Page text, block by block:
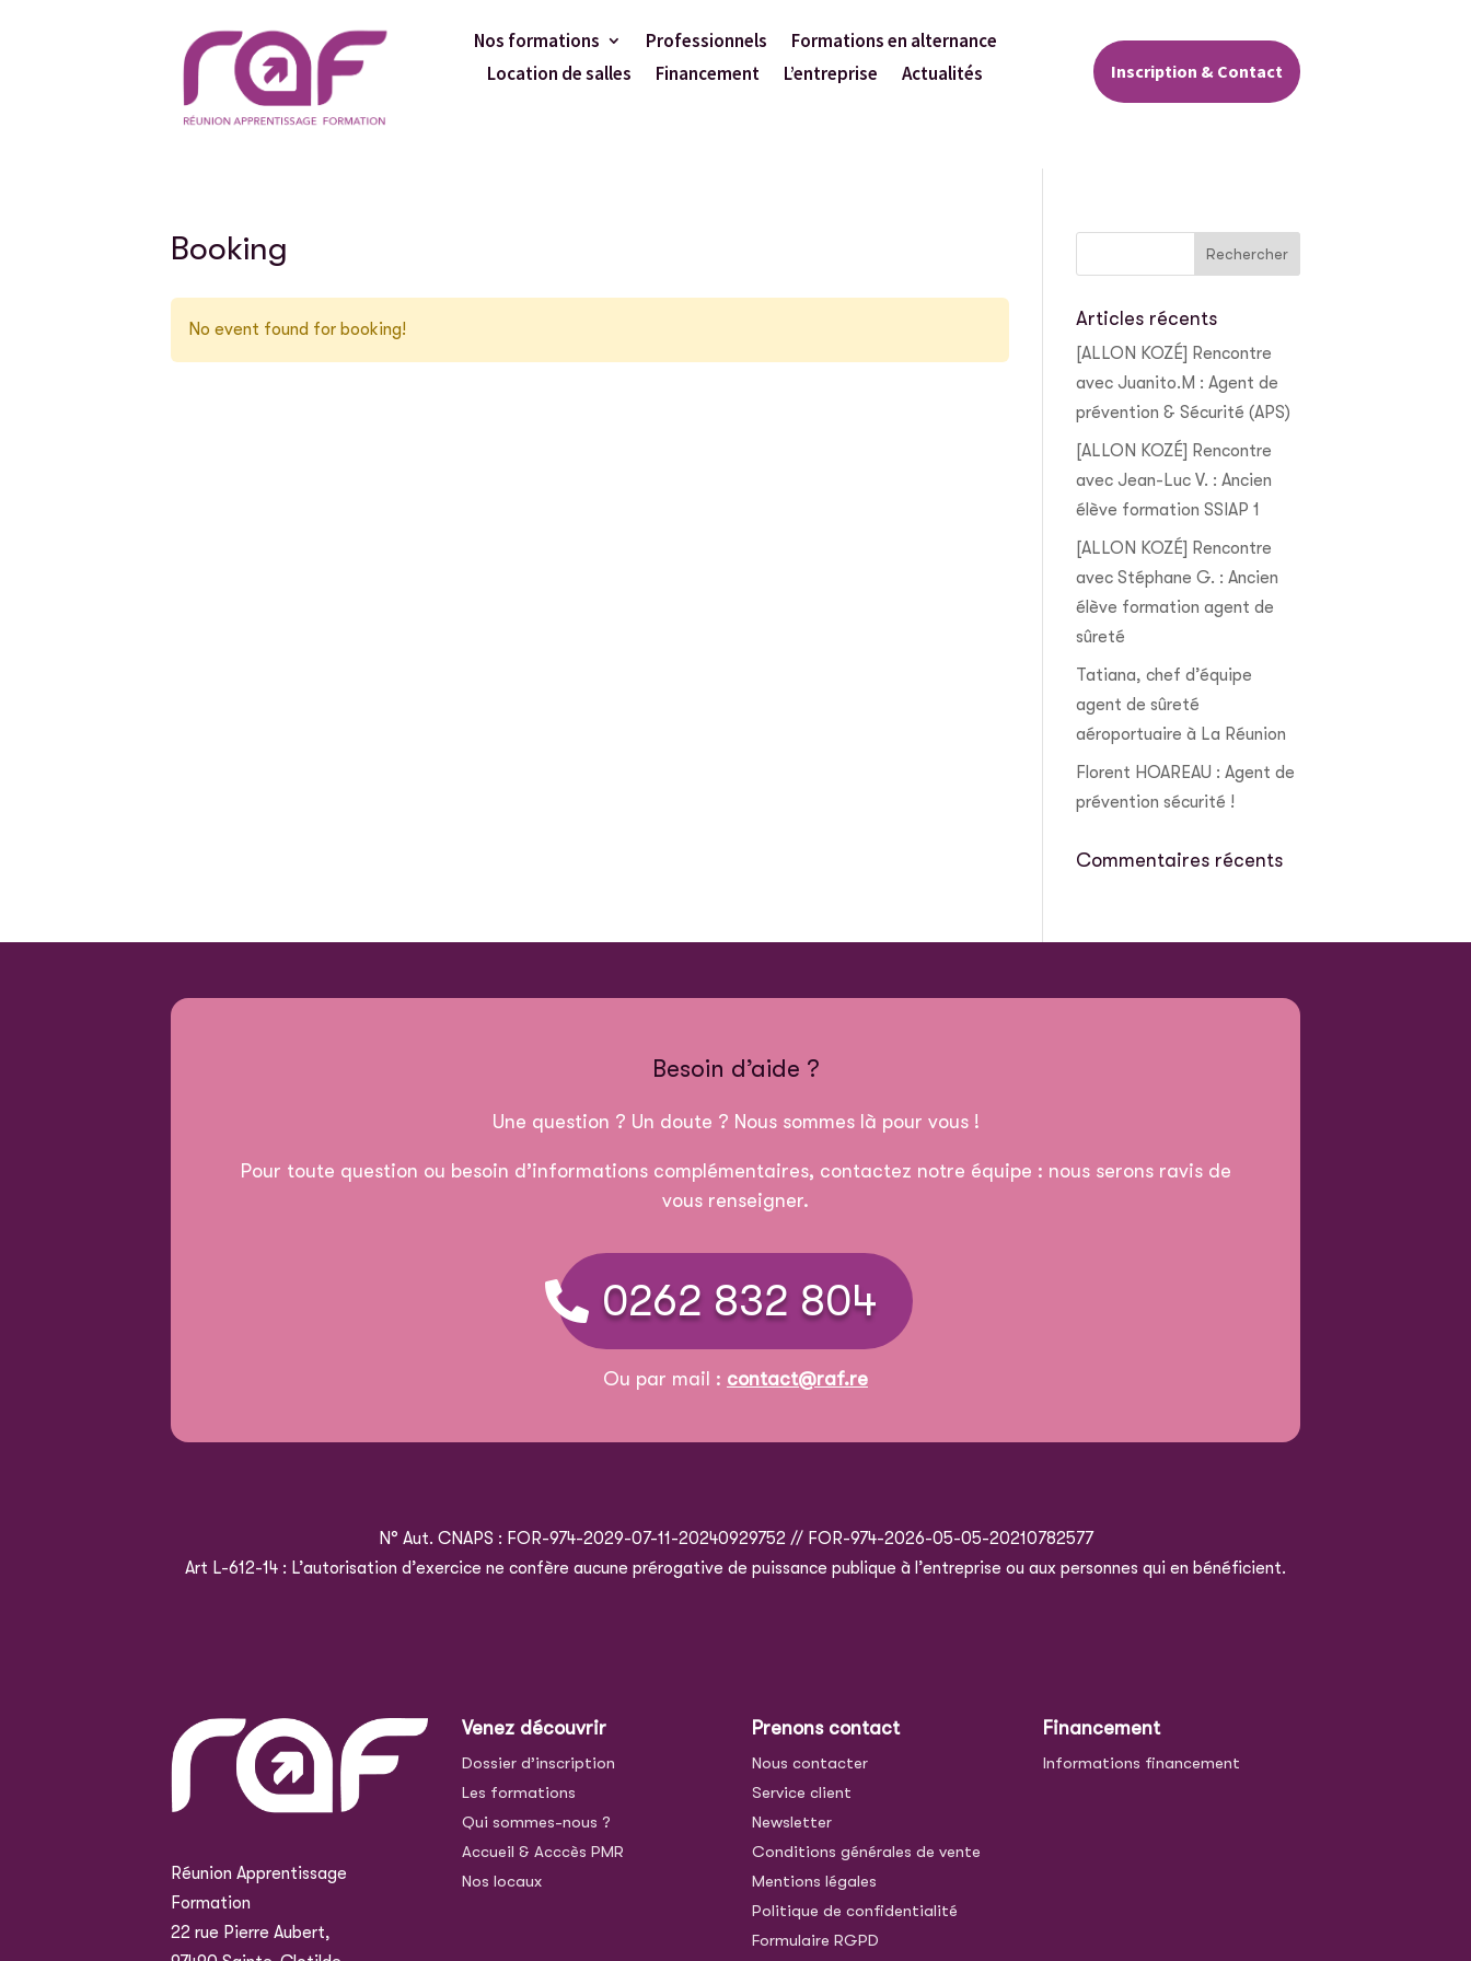
Nos formations Professionnels
Formations en alternance
Location de salles
Financement L’entreprise Actualités Inscription & Contact
Booking
No event found for booking! Articles récents
[ALLON KOZÉ] Rencontre
avec Juanito.M : Agent de
prévention & Sécurité (APS)
[ALLON KOZÉ] Rencontre
avec Jean-Luc V. : Ancien
élève formation SSIAP 1
[ALLON KOZÉ] Rencontre
avec Stéphane G. : Ancien
élève formation agent de
sûreté
Tatiana, chef d’équipe
agent de sûreté
aéroportuaire à La Réunion
Florent HOAREAU : Agent de
prévention sécurité !
Commentaires récents
Besoin d’aide ?
Une question ? Un doute ? Nous sommes là pour vous !
Pour toute question ou besoin d’informations complémentaires, contactez notre équipe : nous serons ravis de
vous renseigner.
0262 832 804
Ou par mail : contact@raf.re
N° Aut. CNAPS : FOR-974-2029-07-11-20240929752 // FOR-974-2026-05-05-20210782577
Art L-612-14 : L’autorisation d’exercice ne confère aucune prérogative de puissance publique à l’entreprise ou aux personnes qui en bénéficient.
Réunion Apprentissage
Formation
22 rue Pierre Aubert,
Venez découvrir
Dossier d’inscription
Les formations
Qui sommes-nous ?
Accueil & Acccès PMR
Nos locaux
Prenons contact
Nous contacter
Service client
Newsletter
Conditions générales de vente
Mentions légales
Politique de confidentialité
Formulaire RGPD
Financement
Informations financement